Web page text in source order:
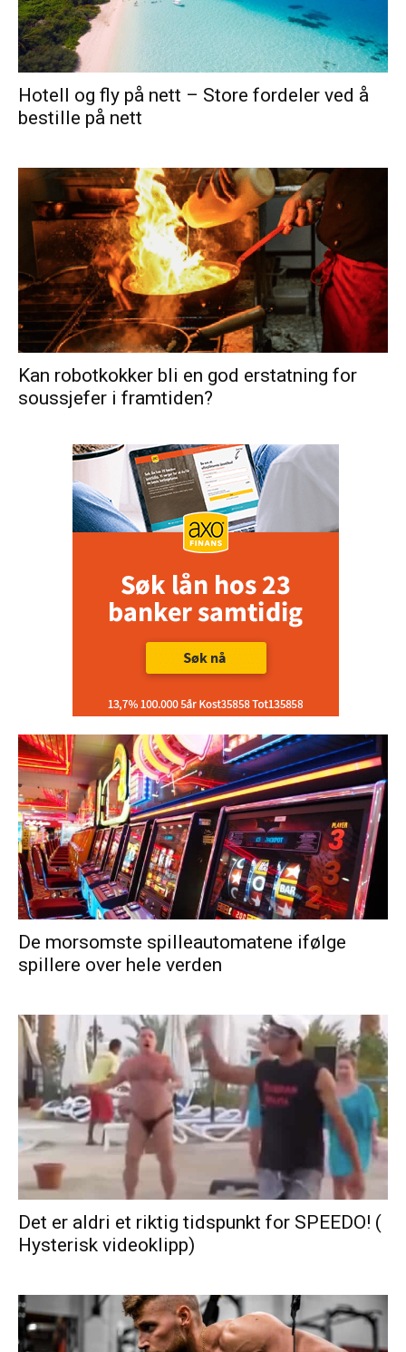
Hotell og fly på nett – Store fordeler ved å
bestille på nett
Kan robotkokker bli en god erstatning for
soussjefer i framtiden?
De morsomste spilleautomatene ifølge
spillere over hele verden
Det er aldri et riktig tidspunkt for SPEEDO! (
Hysterisk videoklipp)